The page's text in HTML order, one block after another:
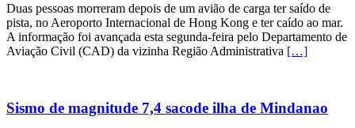
Duas pessoas morreram depois de um avião de carga ter saído de
pista, no Aeroporto Internacional de Hong Kong e ter caído ao mar.
A informação foi avançada esta segunda-feira pelo Departamento de
Aviação Civil (CAD) da vizinha Região Administrativa […]
Sismo de magnitude 7,4 sacode ilha de Mindanao